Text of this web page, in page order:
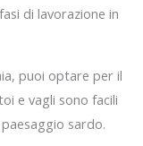
di lavorazione in
puoi optare per il
e vagli sono facili
sardo.